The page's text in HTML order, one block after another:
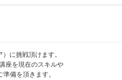
に挑戦頂けます。
座を現在のスキルや
備を頂きます。